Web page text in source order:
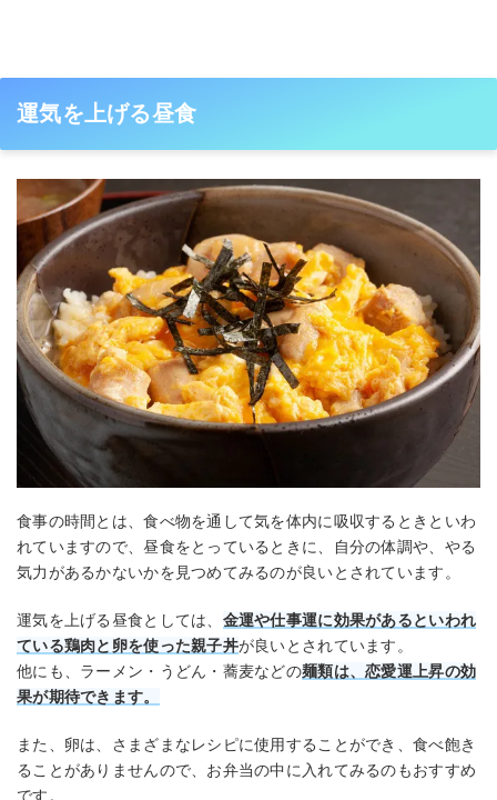
運気を上げる昼食
食事の時間とは、食べ物を通して気を体内に吸収するときといわ
れていますので、昼食をとっているときに、自分の体調や、やる
気力があるかないかを見つめてみるのが良いとされています。
運気を上げる昼食としては、 金運や仕事運に効果があるといわれ
ている鶏肉と卵を使った親子丼が良いとされています。
他にも、ラーメン・うどん・蕎麦などの麺類は、恋愛運上昇の効
果が期待できます。
また、卵は、さまざまなレシピに使用することができ、食べ飽き
ることがありませんので、お弁当の中に入れてみるのもおすすめ
です。